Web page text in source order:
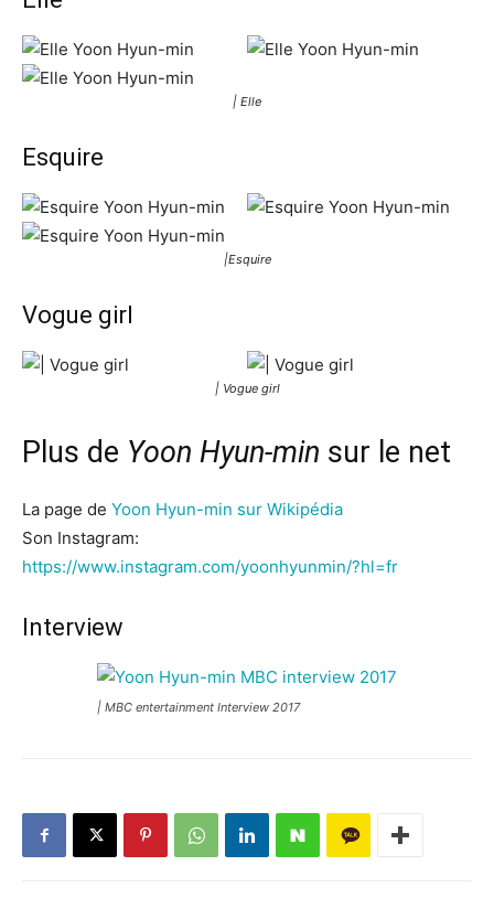
| Elle
Esquire
|Esquire
Vogue girl
| Vogue girl
Plus de Yoon Hyun-min sur le net
La page de Yoon Hyun-min sur Wikipédia
Son Instagram:
https://www.instagram.com/yoonhyunmin/?hl=fr
Interview
| MBC entertainment Interview 2017